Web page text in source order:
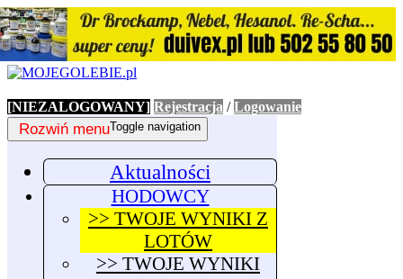
[NIEZALOGOWANY] Rejestracja /Logowanie
Toggle navigation
Rozwiń menu
Aktualności
HODOWCY
>> TWOJE WYNIKI Z
LOTÓW
>> TWOJE WYNIKI